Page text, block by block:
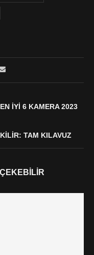
İYI 6 KAMERA 2023
TAM KILAVUZ